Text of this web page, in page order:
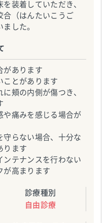
装着していただき、
合（はんたいこうご
した。
があります
ことがあります
に頬の内側が傷つき、
や痛みを感じる場合が
守らない場合、十分な
ります
ンテナンスを行わない
が高まります
診療種別
自由診療